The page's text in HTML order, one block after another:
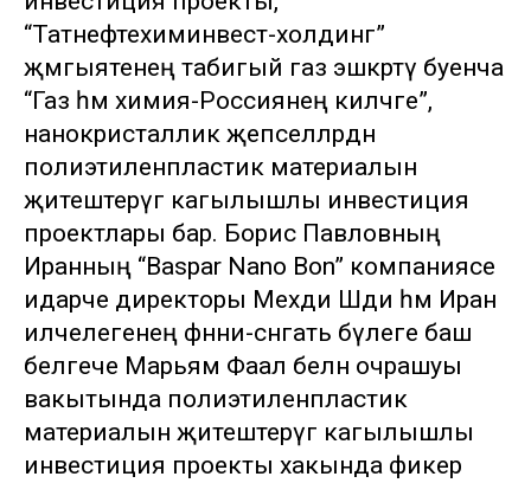
“Татнефтехиминвест-холдинг”
җәмгыятенең табигый газ эшкәртү буенча
“Газ һәм химия-Россиянең киләчәге”,
нанокристаллик җепселләрдән
полиэтиленпластик материалын
җитештерүгә кагылышлы инвестиция
проектлары бар. Борис Павловның
Иранның “Baspar Nano Bon” компаниясе
идарәче директоры Мехди Шди һәм Иран
илчелегенең фәнни-сәнәгать бүлеге баш
белгече Марьям Фаал белән очрашуы
вакытында полиэтиленпластик
материалын җитештерүгә кагылышлы
инвестиция проекты хакында фикер